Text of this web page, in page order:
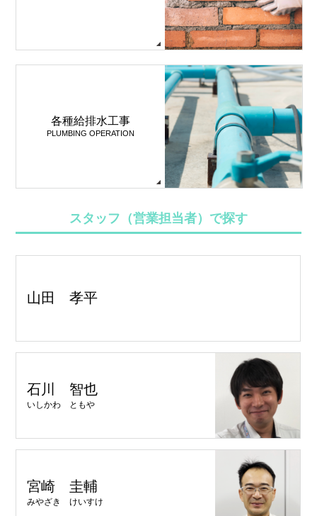
各種給排水工事
PLUMBING OPERATION
スタッフ（営業担当者）で探す
山田 孝平
石川 智也
いしかわ ともや
宮崎 圭輔
みやざき けいすけ